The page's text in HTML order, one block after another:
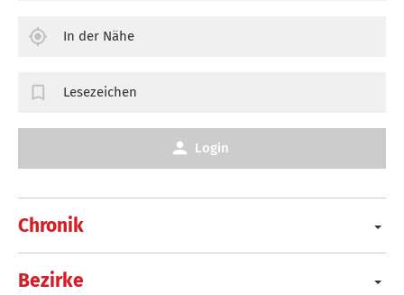
Chronik
Bezirke
In der Nähe
Lesezeichen
Login